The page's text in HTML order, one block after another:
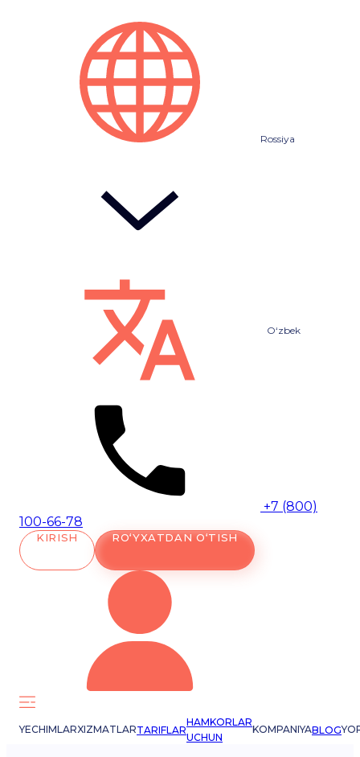
Rossiya
O‘zbek
+7 (800)
100-66-78
KIRISH RO‘YXATDAN O‘TISH
YECHIMLARXIZMATLARTARIFLAR
HAMKORLAR
UCHUN
KOMPANIYABLOG